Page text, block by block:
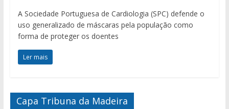
A Sociedade Portuguesa de Cardiologia (SPC) defende o
uso generalizado de máscaras pela população como
forma de proteger os doentes
Ler mais
Capa Tribuna da Madeira